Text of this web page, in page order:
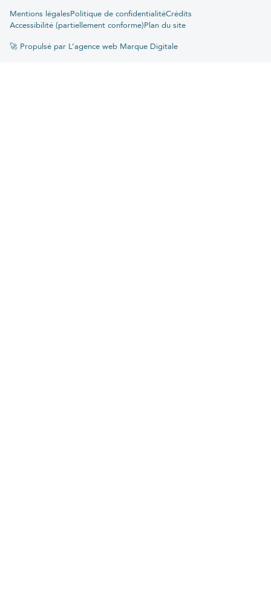
Mentions légalesPolitique de confidentialitéCrédits
Accessibilité (partiellement conforme)Plan du site
🚀 Propulsé par L’agence web Marque Digitale